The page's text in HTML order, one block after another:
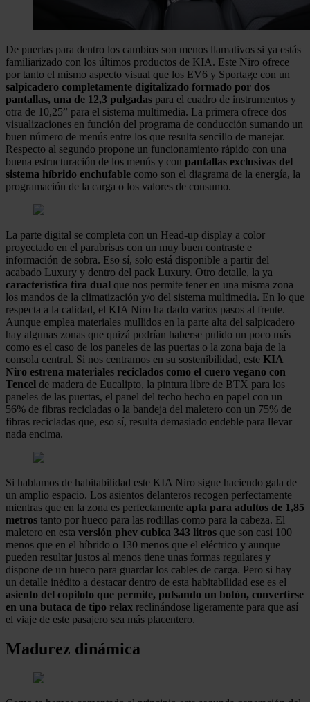
De puertas para dentro los cambios son menos llamativos si ya estás
familiarizado con los últimos productos de KIA. Este Niro ofrece
por tanto el mismo aspecto visual que los EV6 y Sportage con un
salpicadero completamente digitalizado formado por dos
pantallas, una de 12,3 pulgadas para el cuadro de instrumentos y
otra de 10,25” para el sistema multimedia. La primera ofrece dos
visualizaciones en función del programa de conducción sumando un
buen número de menús entre los que resulta sencillo de manejar.
Respecto al segundo propone un funcionamiento rápido con una
buena estructuración de los menús y con pantallas exclusivas del
sistema híbrido enchufable como son el diagrama de la energía, la
programación de la carga o los valores de consumo.
La parte digital se completa con un Head-up display a color
proyectado en el parabrisas con un muy buen contraste e
información de sobra. Eso sí, solo está disponible a partir del
acabado Luxury y dentro del pack Luxury. Otro detalle, la ya
característica tira dual que nos permite tener en una misma zona
los mandos de la climatización y/o del sistema multimedia. En lo que
respecta a la calidad, el KIA Niro ha dado varios pasos al frente.
Aunque emplea materiales mullidos en la parte alta del salpicadero
hay algunas zonas que quizá podrían haberse pulido un poco más
como es el caso de los paneles de las puertas o la zona baja de la
consola central. Si nos centramos en su sostenibilidad, este KIA
Niro estrena materiales reciclados como el cuero vegano con
Tencel de madera de Eucalipto, la pintura libre de BTX para los
paneles de las puertas, el panel del techo hecho en papel con un
56% de fibras recicladas o la bandeja del maletero con un 75% de
fibras recicladas que, eso sí, resulta demasiado endeble para llevar
nada encima.
Si hablamos de habitabilidad este KIA Niro sigue haciendo gala de
un amplio espacio. Los asientos delanteros recogen perfectamente
mientras que en la zona es perfectamente apta para adultos de 1,85
metros tanto por hueco para las rodillas como para la cabeza. El
maletero en esta versión phev cubica 343 litros que son casi 100
menos que en el híbrido o 130 menos que el eléctrico y aunque
pueden resultar justos al menos tiene unas formas regulares y
dispone de un hueco para guardar los cables de carga. Pero si hay
un detalle inédito a destacar dentro de esta habitabilidad ese es el
asiento del copiloto que permite, pulsando un botón, convertirse
en una butaca de tipo relax reclinándose ligeramente para que así
el viaje de este pasajero sea más placentero.
Madurez dinámica